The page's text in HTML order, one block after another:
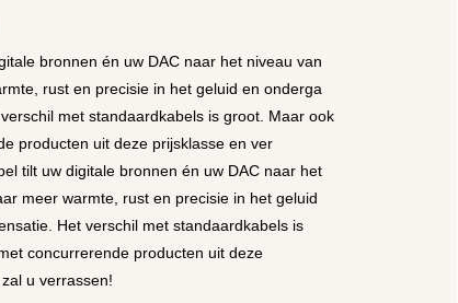
bronnen én uw DAC naar het niveau van
rust en precisie in het geluid en onderga
met standaardkabels is groot. Maar ook
producten uit deze prijsklasse en ver
tilt uw digitale bronnen én uw DAC naar het
meer warmte, rust en precisie in het geluid
Het verschil met standaardkabels is
concurrerende producten uit deze
u verrassen!